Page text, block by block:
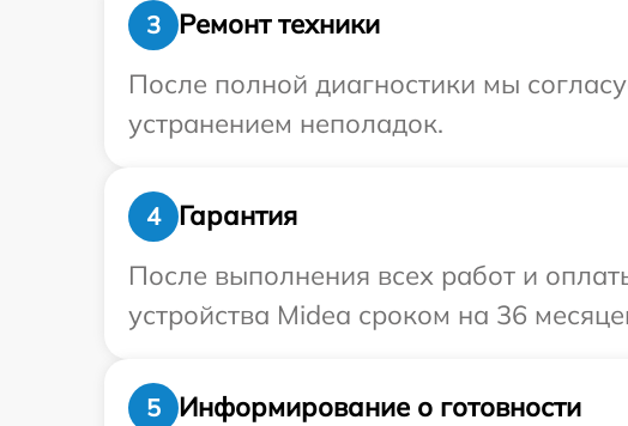
3
Ремонт техники
После полной диагностики мы
устранением неполадок.
4
Гарантия
После выполнения всех работ и
устройства Midea сроком на 36
5
Информирование о готовности